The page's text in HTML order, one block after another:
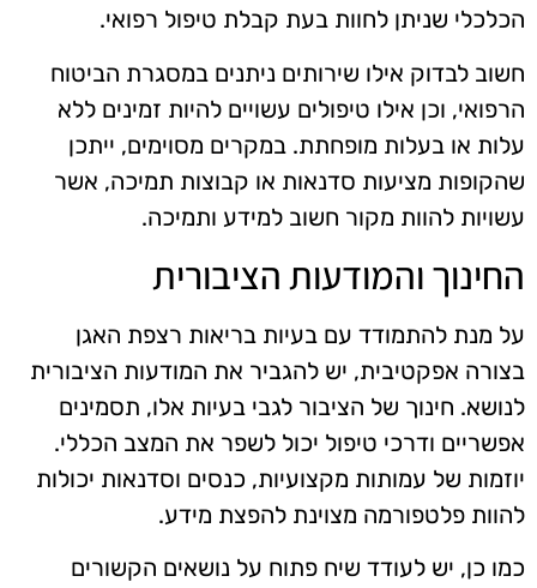
הכלכלי שניתן לחוות בעת קבלת טיפול רפואי.
חשוב לבדוק אילו שירותים ניתנים במסגרת הביטוח
הרפואי, וכן אילו טיפולים עשויים להיות זמינים ללא
עלות או בעלות מופחתת. במקרים מסוימים, ייתכן
שהקופות מציעות סדנאות או קבוצות תמיכה, אשר
עשויות להוות מקור חשוב למידע ותמיכה.
החינוך והמודעות הציבורית
על מנת להתמודד עם בעיות בריאות רצפת האגן
בצורה אפקטיבית, יש להגביר את המודעות הציבורית
לנושא. חינוך של הציבור לגבי בעיות אלו, תסמינים
אפשריים ודרכי טיפול יכול לשפר את המצב הכללי.
יוזמות של עמותות מקצועיות, כנסים וסדנאות יכולות
להוות פלטפורמה מצוינת להפצת מידע.
כמו כן, יש לעודד שיח פתוח על נושאים הקשורים